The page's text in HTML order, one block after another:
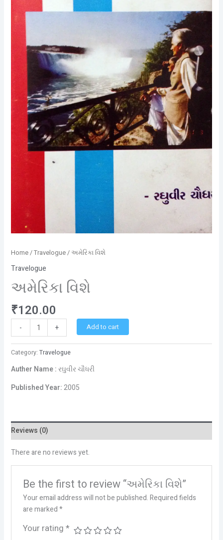
Home/Travelogue/ અમેરિકા વિશે
Travelogue
અમેરિકા વિશે
₹120.00
- + Add to cart
Category: Travelogue
Auther Name :રઘુવીર ચૌધરી
Published Year:2005
Reviews (0)
There are no reviews yet.
Be the first to review “અમેરિકા વિશે”
Your email address will not be published.Required fields
are marked*
Your rating *